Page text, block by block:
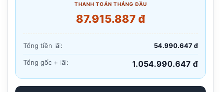
THANH TOÁN THÁNG ĐẦU
87.915.887 đ
Tổng tiền lãi: 54.990.647 đ
Tổng gốc + lãi: 1.054.990.647 đ